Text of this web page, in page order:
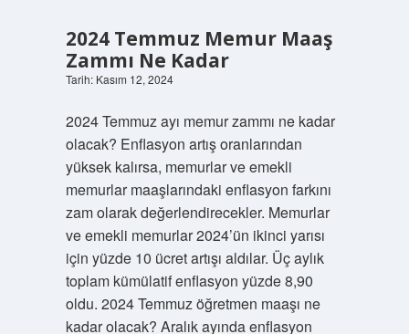
2024 Temmuz Memur Maaş
Zammı Ne Kadar
Tarih: Kasım 12, 2024
2024 Temmuz ayı memur zammı ne kadar
olacak? Enflasyon artış oranlarından
yüksek kalırsa, memurlar ve emekli
memurlar maaşlarındaki enflasyon farkını
zam olarak değerlendirecekler. Memurlar
ve emekli memurlar 2024’ün ikinci yarısı
için yüzde 10 ücret artışı aldılar. Üç aylık
toplam kümülatif enflasyon yüzde 8,90
oldu. 2024 Temmuz öğretmen maaşı ne
kadar olacak? Aralık ayında enflasyon